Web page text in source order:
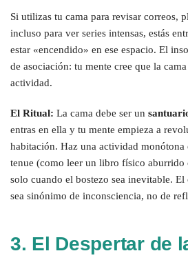
Si utilizas tu cama para revisar correos,
incluso para ver series intensas, estás
estar «encendido» en ese espacio. El
de asociación: tu mente cree que la
actividad.
El Ritual: La cama debe ser un
entras en ella y tu mente empieza a
habitación. Haz una actividad
tenue (como leer un libro físico aburrido
solo cuando el bostezo sea inevitable.
sea sinónimo de inconsciencia, no de
3. El Despertar de